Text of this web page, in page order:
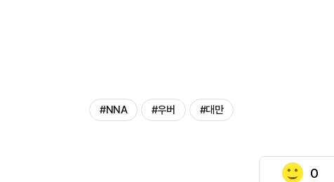
#NNA #우버 #대만
0